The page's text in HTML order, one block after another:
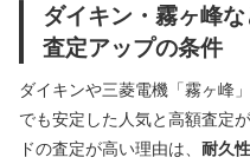
ダイキン・霧ヶ峰
査定アップの条件
ダイキンや三菱電機「霧ヶ峰
でも安定した人気と高額査定
ドの査定が高い理由は、 耐久